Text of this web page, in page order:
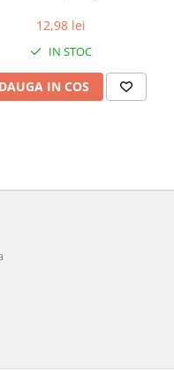
12,98 lei
IN STOC
IN COS